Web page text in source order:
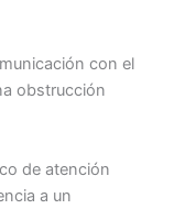
con el
obstrucción
de atención
a un